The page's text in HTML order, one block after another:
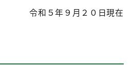
令和５年９月２０日現在